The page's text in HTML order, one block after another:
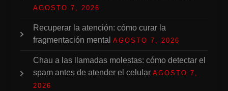
AGOSTO 7, 2026
Recuperar la atención: cómo curar la
fragmentación mental AGOSTO 7, 2026
Chau a las llamadas molestas: cómo detectar el
spam antes de atender el celular AGOSTO 7,
2026